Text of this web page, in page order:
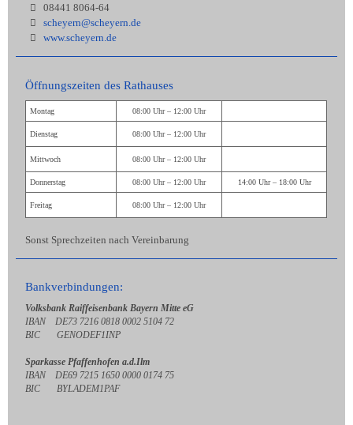
08441 8064-64
scheyern@scheyern.de
www.scheyern.de
Öffnungszeiten des Rathauses
Montag 08:00 Uhr – 12:00 Uhr
Dienstag 08:00 Uhr – 12:00 Uhr
Mittwoch 08:00 Uhr – 12:00 Uhr
Donnerstag 08:00 Uhr – 12:00 Uhr 14:00 Uhr – 18:00 Uhr
Freitag 08:00 Uhr – 12:00 Uhr
Sonst Sprechzeiten nach Vereinbarung
Bankverbindungen:
Volksbank Raiffeisenbank Bayern Mitte eG
IBAN DE73 7216 0818 0002 5104 72
BIC GENODEF1INP
Sparkasse Pfaffenhofen a.d.Ilm
IBAN DE69 7215 1650 0000 0174 75
BIC BYLADEM1PAF